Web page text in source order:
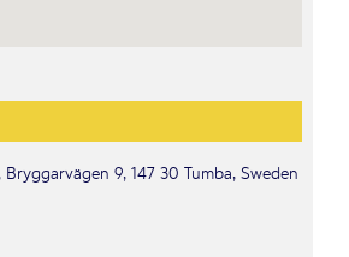
9, 147 30 Tumba, Sweden